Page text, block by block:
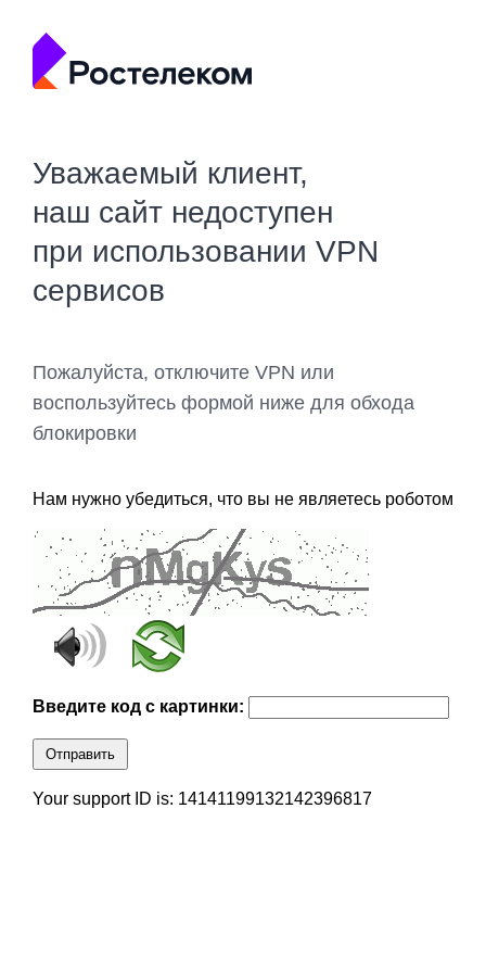
Уважаемый клиент,
наш сайт недоступен
при использовании VPN
сервисов
Пожалуйста, отключите VPN или
воспользуйтесь формой ниже для обхода
блокировки
Нам нужно убедиться, что вы не являетесь роботом
Введите код с картинки:
Отправить
Your support ID is: 14141199132142396817